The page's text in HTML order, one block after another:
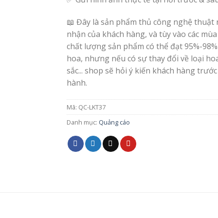
📖 Đây là sản phẩm thủ công nghệ thuật
nhận của khách hàng, và tùy vào các
chất lượng sản phẩm có thể đạt 95%-
hoa, nhưng nếu có sự thay đổi về loại
sắc... shop sẽ hỏi ý kiến khách hàng
hành.
Mã: QC-LKT37
Danh mục: Quảng cáo